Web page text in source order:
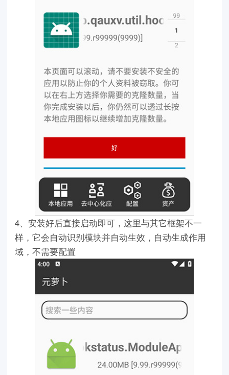
4、安装好后直接启动即可，这里与其它框架不一
样，它会自动识别模块并自动生效，自动生成作用
域，不需要配置